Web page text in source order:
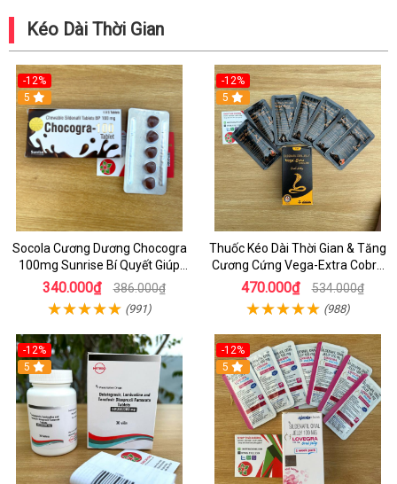
Kéo Dài Thời Gian
-12%
5
Socola Cương Dương Chocogra
100mg Sunrise Bí Quyết Giúp
Nam Giới Sung Mãn
340.000₫ 386.000₫
(991)
-12%
5
Thuốc Kéo Dài Thời Gian & Tăng
Cương Cứng Vega-Extra Cobra
200mg Oral Jelly Chính Hãng
470.000₫ 534.000₫
(988)
-12%
5
-12%
5